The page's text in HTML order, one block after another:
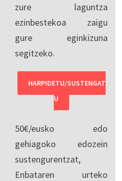
zure laguntza
ezinbestekoa zaigu
gure eginkizuna
segitzeko.
HARPIDETU/SUSTENGAT
U
50€/eusko edo
gehiagoko edozein
sustengurentzat,
Enbataren urteko